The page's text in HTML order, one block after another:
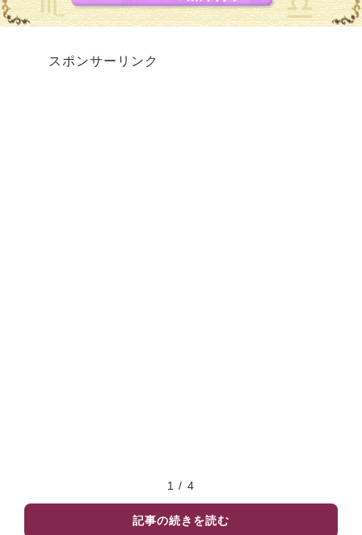
スポンサーリンク
1 / 4
記事の続きを読む